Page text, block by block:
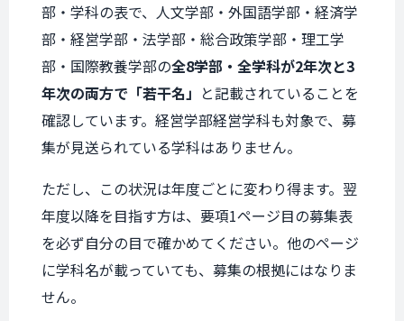
部・学科の表で、人文学部・外国語学部・経済学
部・経営学部・法学部・総合政策学部・理工学
部・国際教養学部の全8学部・全学科が2年次と3
年次の両方で「若干名」 と記載されていることを
確認しています。経営学部経営学科も対象で、募
集が見送られている学科はありません。
ただし、この状況は年度ごとに変わり得ます。翌
年度以降を目指す方は、要項1ページ目の募集表
を必ず自分の目で確かめてください。他のページ
に学科名が載っていても、募集の根拠にはなりま
せん。